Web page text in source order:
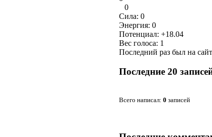
0
Сила: 0
Энергия: 0
Потенциал: +18.04
Вес голоса: 1
Последний раз был на
Последние 20
Всего написал: 0 записей